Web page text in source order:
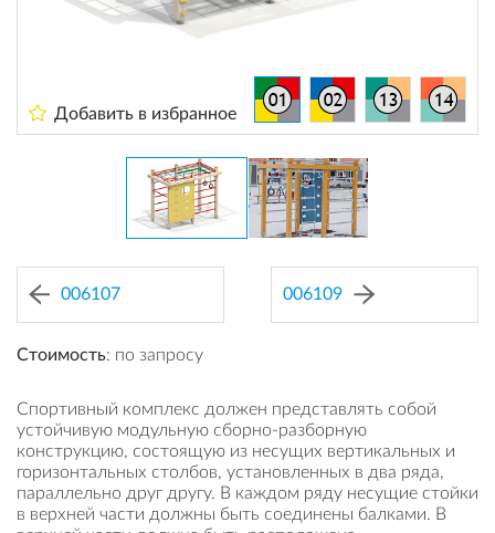
Добавить в избранное
006107 006109
Стоимость: по запросу
Спортивный комплекс должен представлять собой
устойчивую модульную сборно-разборную
конструкцию, состоящую из несущих вертикальных и
горизонтальных столбов, установленных в два ряда,
параллельно друг другу. В каждом ряду несущие стойки
в верхней части должны быть соединены балками. В